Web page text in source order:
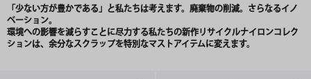
「少ない方が豊かである」と私たちは考えます。廃棄物の削減。さらなるイノ
ベーション。
環境への影響を減らすことに尽力する私たちの新作リサイクルナイロンコレク
ションは、余分なスクラップを特別なマストアイテムに変えます。